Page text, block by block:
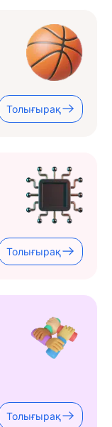
Толығырақ
Толығырақ
Толығырақ